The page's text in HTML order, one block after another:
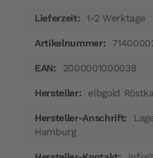
1-2 Werktage
2000001000038
elbgold
Hamburg